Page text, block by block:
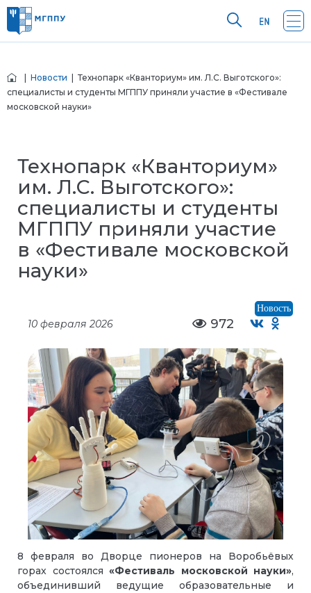
Новости | Технопарк «Кванториум» им. Л.С. Выготского»:
специалисты и студенты МГППУ приняли участие в «Фестивале
московской науки»
Технопарк «Кванториум»
им. Л.С. Выготского»:
специалисты и студенты
МГППУ приняли участие
в «Фестивале московской
науки»
Новость
10 февраля 2026 972
8 февраля во Дворце пионеров на Воробьёвых
горах состоялся «Фестиваль московской науки»,
объединивший ведущие образовательные и